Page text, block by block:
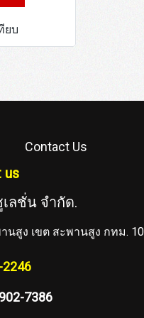
ยบ
Contact Us
us
ลชั่น จำกัด.
สูง เขต สะพานสูง กทม.
7386